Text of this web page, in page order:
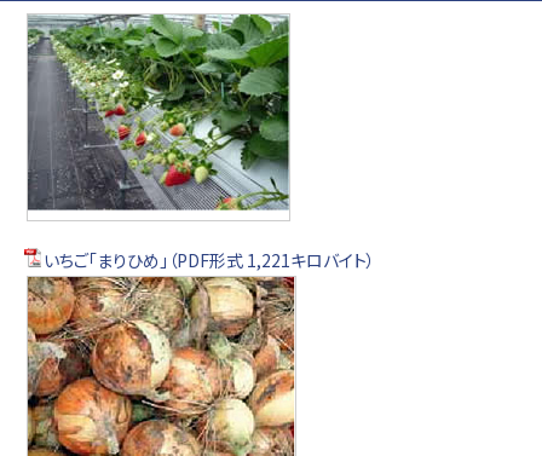
いちご「まりひめ」（PDF形式 1,221キロバイト）